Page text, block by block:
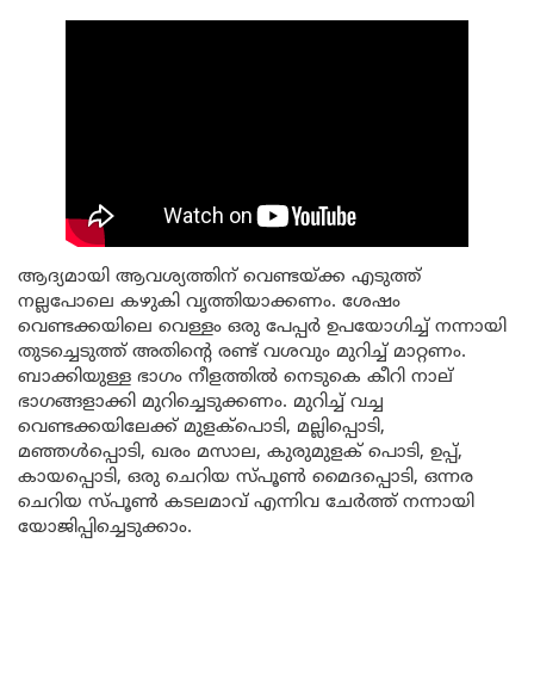
ആദ്യമായി ആവശ്യത്തിന് വെണ്ടയ്ക്ക എടുത്ത്
നല്ലപോലെ കഴുകി വൃത്തിയാക്കണം. ശേഷം
വെണ്ടക്കയിലെ വെള്ളം ഒരു പേപ്പർ ഉപയോഗിച്ച് നന്നായി
തുടച്ചെടുത്ത് അതിന്റെ രണ്ട് വശവും മുറിച്ച്‌ മാറ്റണം.
ബാക്കിയുള്ള ഭാഗം നീളത്തിൽ നെടുകെ കീറി നാല്
ഭാഗങ്ങളാക്കി മുറിച്ചെടുക്കണം. മുറിച്ച്‌ വച്ച
വെണ്ടക്കയിലേക്ക് മുളക്പൊടി, മല്ലിപ്പൊടി,
മഞ്ഞൾപ്പൊടി, ഖരം മസാല, കുരുമുളക് പൊടി, ഉപ്പ്,
കായപ്പൊടി, ഒരു ചെറിയ സ്പൂൺ മൈദപ്പൊടി, ഒന്നര
ചെറിയ സ്പൂൺ കടലമാവ് എന്നിവ ചേർത്ത് നന്നായി
യോജിപ്പിച്ചെടുക്കാം.